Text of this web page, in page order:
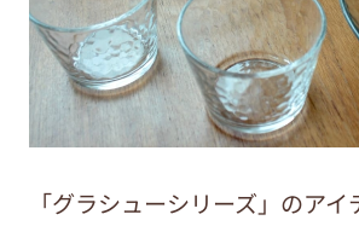
「グラシューシリーズ」のア